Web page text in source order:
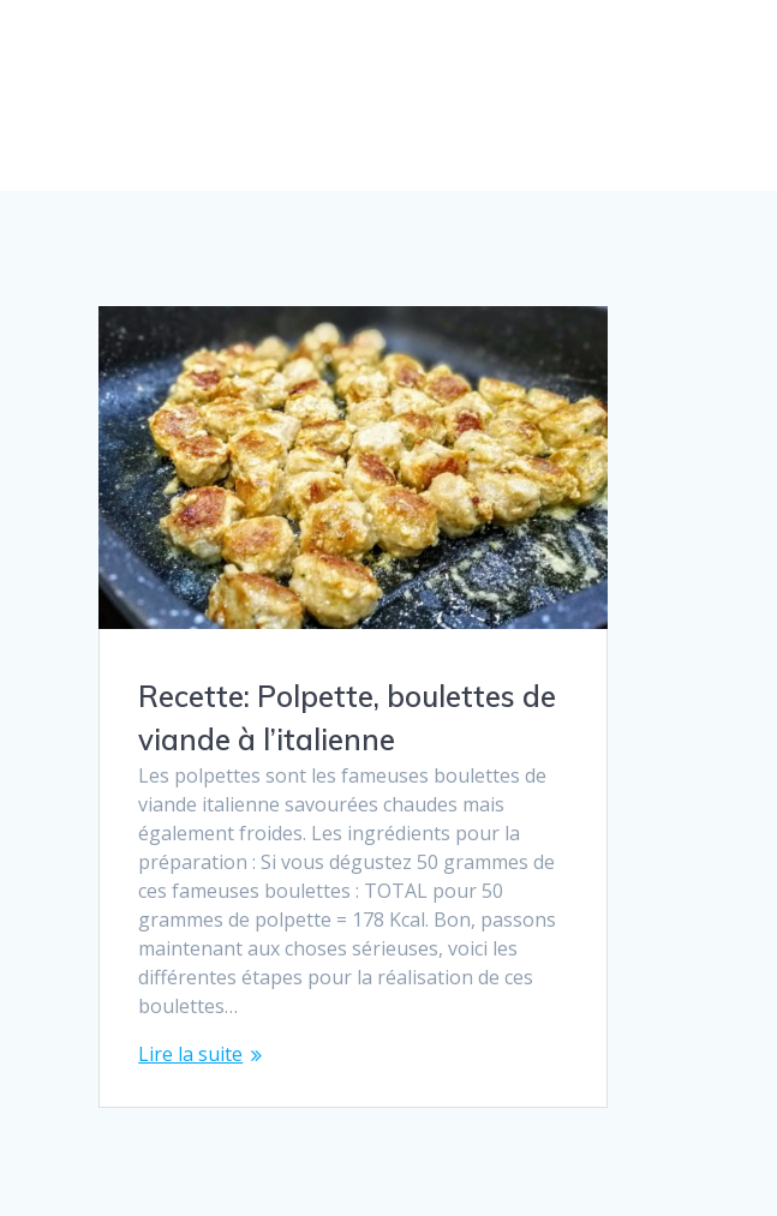
Recette: Polpette, boulettes de
viande à l’italienne
Les polpettes sont les fameuses boulettes de
viande italienne savourées chaudes mais
également froides. Les ingrédients pour la
préparation : Si vous dégustez 50 grammes de
ces fameuses boulettes : TOTAL pour 50
grammes de polpette = 178 Kcal. Bon, passons
maintenant aux choses sérieuses, voici les
différentes étapes pour la réalisation de ces
boulettes…
Lire la suite